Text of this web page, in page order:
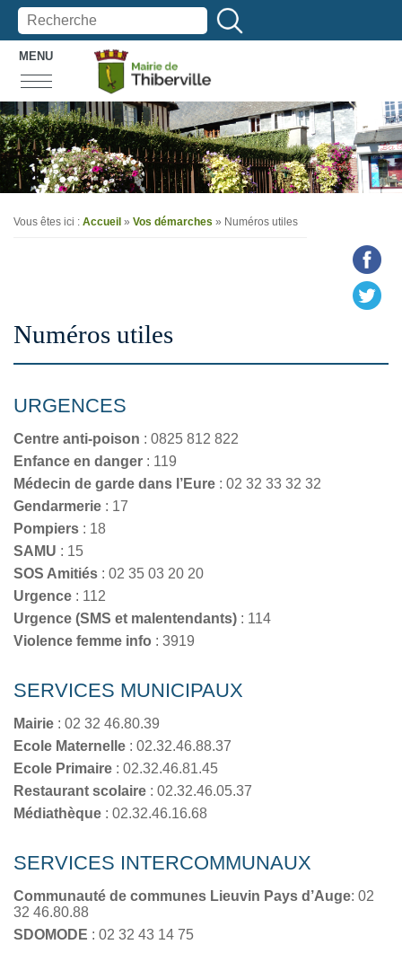
MENU
Vous êtes ici : Accueil » Vos démarches » Numéros utiles
Numéros utiles
URGENCES
Centre anti-poison : 0825 812 822
Enfance en danger : 119
Médecin de garde dans l’Eure : 02 32 33 32 32
Gendarmerie : 17
Pompiers : 18
SAMU : 15
SOS Amitiés : 02 35 03 20 20
Urgence : 112
Urgence (SMS et malentendants) : 114
Violence femme info : 3919
SERVICES MUNICIPAUX
Mairie : 02 32 46.80.39
Ecole Maternelle : 02.32.46.88.37
Ecole Primaire : 02.32.46.81.45
Restaurant scolaire : 02.32.46.05.37
Médiathèque : 02.32.46.16.68
SERVICES INTERCOMMUNAUX
Communauté de communes Lieuvin Pays d’Auge: 02
32 46.80.88
SDOMODE : 02 32 43 14 75